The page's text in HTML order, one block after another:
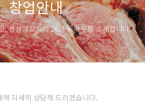
창업안내
, 경성양꼬치의 26년 노하우를 소개합니다.
해 자세히 상담해 드리겠습니다.